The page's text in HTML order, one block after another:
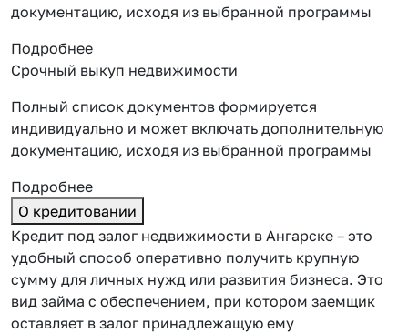
документацию, исходя из выбранной программы
Подробнее
Срочный выкуп недвижимости
Полный список документов формируется
индивидуально и может включать дополнительную
документацию, исходя из выбранной программы
Подробнее
О кредитовании
Кредит под залог недвижимости в Ангарске – это
удобный способ оперативно получить крупную
сумму для личных нужд или развития бизнеса. Это
вид займа с обеспечением, при котором заемщик
оставляет в залог принадлежащую ему